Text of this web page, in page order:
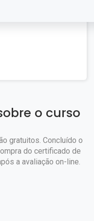
o curso
gratuitos. Concluído o
do certificado de
a avaliação on-line.